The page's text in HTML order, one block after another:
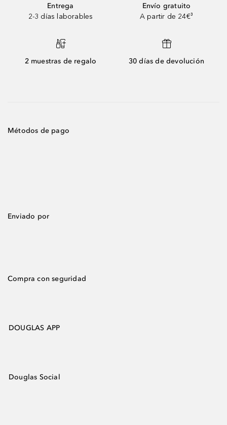
Entrega
2-3 días laborables
Envío gratuito
A partir de 24€³
2 muestras de regalo 30 días de devolución
Métodos de pago
Enviado por
Compra con seguridad
DOUGLAS APP
Douglas Social